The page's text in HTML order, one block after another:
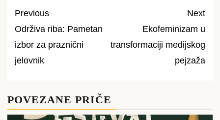
Post
navigation
Previous
Održiva riba: Pametan
izbor za praznični
jelovnik
Next
Ekofeminizam u
transformaciji medijskog
pejzaža
POVEZANE PRIČE